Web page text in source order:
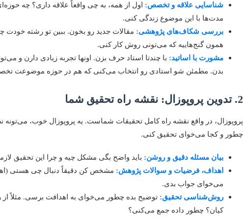
شناسایی علاقه و تخصص: اول از همه، به چی واقعاً علاقه داری؟ چه
مدت‌ها با این موضوع زندگی کنی.
بررسی شکاف‌های پژوهشی: مقالات جدید رو بخون. ببین تو رشته خودت
همون گنج‌هاییه که می‌تونی روش کار کنی.
مشورت با اساتید: با چندتا استاد حرف بزن. اونها تجربه زیادی دارن و
بدن. مطمئن شو استادی رو انتخاب می‌کنی که هم در حوزه موضوعت
2. تدوین پروپوزال: نقشه راه تحقیق شما
پروپوزال، در واقع نقشه راه کامل تحقیقات شماست. یه پروپوزال خوب،
چطور و کجا می‌خوای تحقیق کنی.
بیان مسئله دقیق و روشن: باید واضح بگی مشکل چیه و چرا این تحقیق
اهداف، فرضیات و سوالات پژوهش: مشخص کن دقیقاً دنبال چی هستی
می‌خوای جواب بدی.
روش‌شناسی تحقیق: توضیح بده چطور می‌خوای به اهدافت برسی. مثلاً
کیان؟ چطور داده جمع می‌کنی؟